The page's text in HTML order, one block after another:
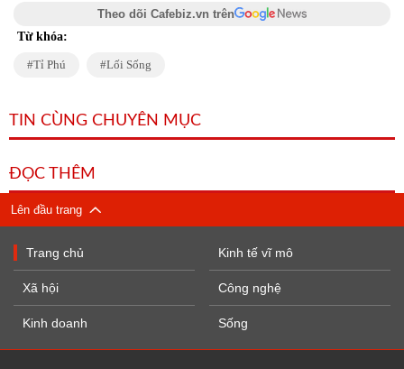
Theo dõi Cafebiz.vn trên
Từ khóa:
Tỉ Phú Lối Sống
TIN CÙNG CHUYÊN MỤC
ĐỌC THÊM
Lên đầu trang
Trang chủ
Xã hội
Kinh doanh
Kinh tế vĩ mô
Công nghệ
Sống